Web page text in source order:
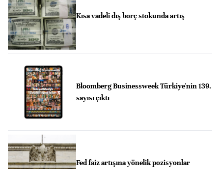
Kısa vadeli dış borç stokunda artış
Bloomberg Businessweek Türkiye'nin 139.
sayısı çıktı
Fed faiz artışına yönelik pozisyonlar